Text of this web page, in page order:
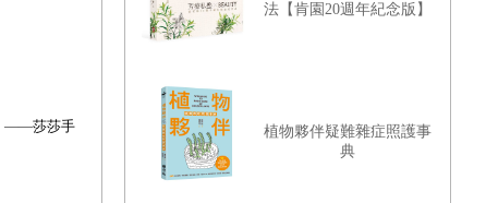
——莎莎手
法【肯園20週年紀念版】
植物夥伴疑難雜症照護事
典